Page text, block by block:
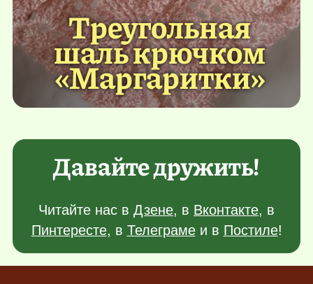
Треугольная
шаль крючком
«Маргаритки»
Давайте дружить!
Читайте нас в Дзене, в Вконтакте, в
Пинтересте, в Телеграмеи в Постиле!